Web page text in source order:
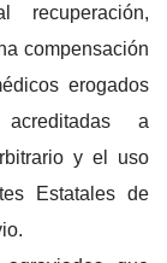
recuperación,
compensación
erogados
a
y el uso
Estatales de